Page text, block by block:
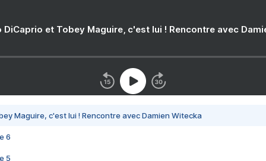
DiCaprio et Tobey Maguire, c'est lui ! Rencontre avec
Maguire, c'est lui ! Rencontre avec Damien Witecka
6
5